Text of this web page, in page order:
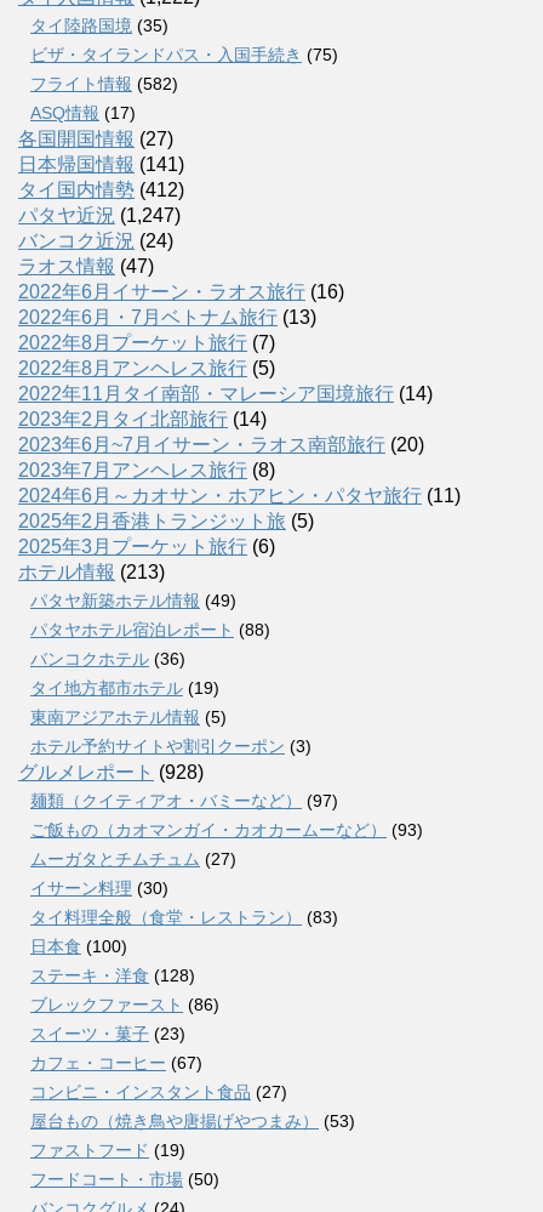
タイ陸路国境 (35)
ビザ・タイランドパス・入国手続き (75)
フライト情報 (582)
ASQ情報 (17)
各国開国情報 (27)
日本帰国情報 (141)
タイ国内情勢 (412)
パタヤ近況 (1,247)
バンコク近況 (24)
ラオス情報 (47)
2022年6月イサーン・ラオス旅行 (16)
2022年6月・7月ベトナム旅行 (13)
2022年8月プーケット旅行 (7)
2022年8月アンヘレス旅行 (5)
2022年11月タイ南部・マレーシア国境旅行 (14)
2023年2月タイ北部旅行 (14)
2023年6月~7月イサーン・ラオス南部旅行 (20)
2023年7月アンヘレス旅行 (8)
2024年6月～カオサン・ホアヒン・パタヤ旅行 (11)
2025年2月香港トランジット旅 (5)
2025年3月プーケット旅行 (6)
ホテル情報 (213)
パタヤ新築ホテル情報 (49)
パタヤホテル宿泊レポート (88)
バンコクホテル (36)
タイ地方都市ホテル (19)
東南アジアホテル情報 (5)
ホテル予約サイトや割引クーポン (3)
グルメレポート (928)
麺類（クイティアオ・バミーなど）
(97)
ご飯もの（カオマンガイ・カオカームーなど）
(93)
ムーガタとチムチュム (27)
イサーン料理 (30)
タイ料理全般（食堂・レストラン）
(83)
日本食 (100)
ステーキ・洋食 (128)
ブレックファースト (86)
スイーツ・菓子 (23)
カフェ・コーヒー (67)
コンビニ・インスタント食品 (27)
屋台もの（焼き鳥や唐揚げやつまみ）
(53)
ファストフード (19)
フードコート・市場 (50)
バンコクグルメ (24)